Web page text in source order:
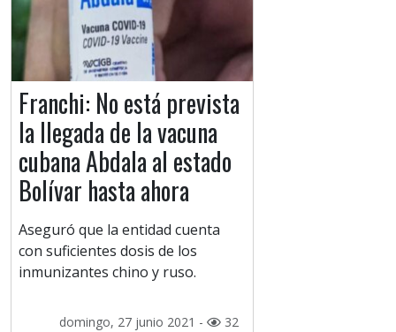
Franchi: No está prevista
la llegada de la vacuna
cubana Abdala al estado
Bolívar hasta ahora
Aseguró que la entidad cuenta
con suficientes dosis de los
inmunizantes chino y ruso.
domingo, 27 junio 2021 - 32